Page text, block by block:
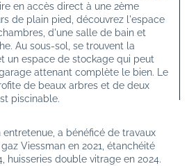
en accès direct à une 2ème
de plain pied, découvrez l'espace
d'une salle de bain et
Au sous-sol, se trouvent la
un espace de stockage qui peut
attenant complète le bien. Le
de beaux arbres et de deux
piscinable.
entretenue, a bénéficé de travaux
Viessman en 2021, étanchéité
huisseries double vitrage en 2024.